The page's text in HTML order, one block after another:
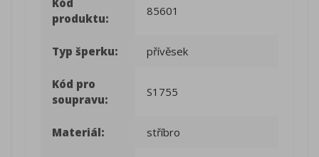
Kód
produktu:
85601
Typ šperku: přívěsek
Kód pro
soupravu:
S1755
Materiál: stříbro